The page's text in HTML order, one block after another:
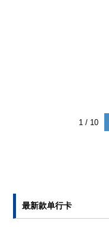
1 / 10
最新款单行卡